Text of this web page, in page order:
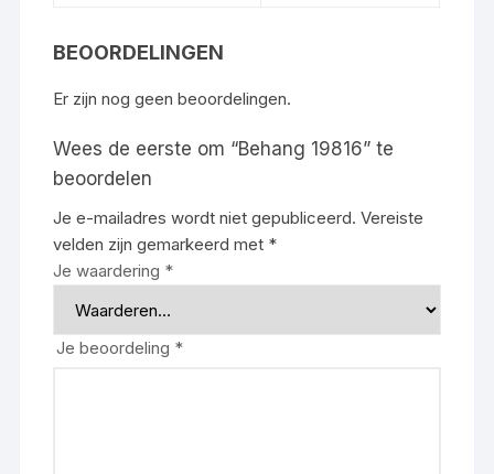
BEOORDELINGEN
Er zijn nog geen beoordelingen.
Wees de eerste om “Behang 19816” te
beoordelen
Je e-mailadres wordt niet gepubliceerd. Vereiste
velden zijn gemarkeerd met *
Je waardering *
Je beoordeling *